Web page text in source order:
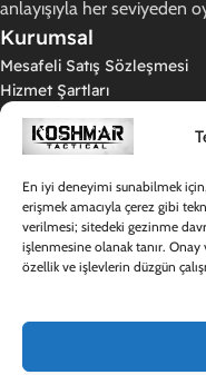
En iyi deneyimi sunabilmek
erişmek amacıyla çerez gibi
verilmesi; sitedeki gezinme
işlenmesine olanak tanır.
özellik ve işlevlerin düzgün
anlayışıyla her seviyeden
Kurumsal
Mesafeli Satış Sözleşmesi
Hizmet Şartları
Gizlilik Politikası
İade ve Teslimat Koşulları
Kargo Politikamız
Destek
Hakkımızda
Sıkça Sorulan Sorular
İletişim